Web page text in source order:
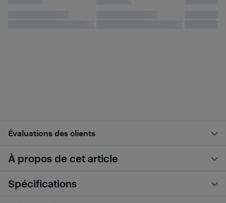
Évaluations des clients
À propos de cet article
Spécifications